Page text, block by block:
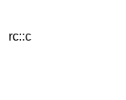
rc::c